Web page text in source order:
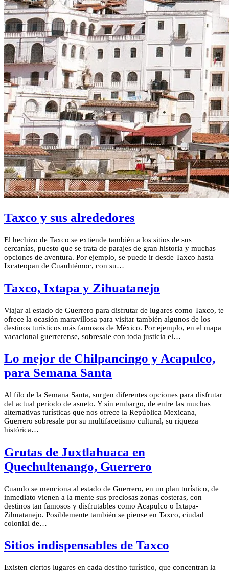
Taxco y sus alrededores
El hechizo de Taxco se extiende también a los sitios de sus
cercanías, puesto que se trata de parajes de gran historia y muchas
opciones de aventura. Por ejemplo, se puede ir desde Taxco hasta
Ixcateopan de Cuauhtémoc, con su…
Taxco, Ixtapa y Zihuatanejo
Viajar al estado de Guerrero para disfrutar de lugares como Taxco, te
ofrece la ocasión maravillosa para visitar también algunos de los
destinos turísticos más famosos de México. Por ejemplo, en el mapa
vacacional guerrerense, sobresale con toda justicia el…
Lo mejor de Chilpancingo y Acapulco,
para Semana Santa
Al filo de la Semana Santa, surgen diferentes opciones para disfrutar
del actual periodo de asueto. Y sin embargo, de entre las muchas
alternativas turísticas que nos ofrece la República Mexicana,
Guerrero sobresale por su multifacetismo cultural, su riqueza
histórica…
Grutas de Juxtlahuaca en
Quechultenango, Guerrero
Cuando se menciona al estado de Guerrero, en un plan turístico, de
inmediato vienen a la mente sus preciosas zonas costeras, con
destinos tan famosos y disfrutables como Acapulco o Ixtapa-
Zihuatanejo. Posiblemente también se piense en Taxco, ciudad
colonial de…
Sitios indispensables de Taxco
Existen ciertos lugares en cada destino turístico, que concentran la